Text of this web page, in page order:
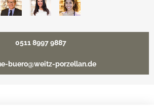
0511 8997 9887
buero@weitz-porzellan.de